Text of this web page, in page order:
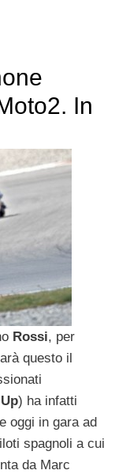
In
Rossi, per
questo il
Up) ha infatti
oggi in gara ad
spagnoli a cui
da Marc